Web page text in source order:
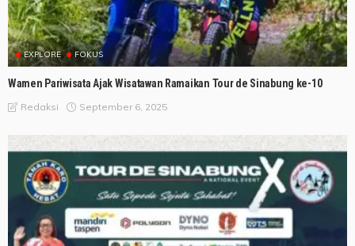
EXPLORE FOKUS
Wamen Pariwisata Ajak Wisatawan Ramaikan Tour de Sinabung ke-10
Redaksi September 6, 2025